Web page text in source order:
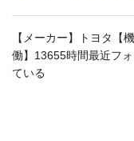
【メーカー】トヨタ【
働】13655時間最近フ
ている